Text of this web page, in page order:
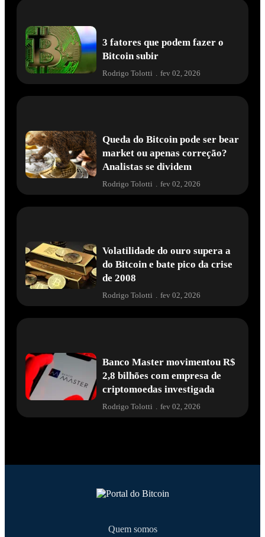
3 fatores que podem fazer o
Bitcoin subir
Rodrigo Tolotti fev 02, 2026
Queda do Bitcoin pode ser bear
market ou apenas correção?
Analistas se dividem
Rodrigo Tolotti . fev 02, 2026
Volatilidade do ouro supera a
do Bitcoin e bate pico da crise
de 2008
Rodrigo Tolotti . fev 02, 2026
Banco Master movimentou R$
2,8 bilhões com empresa de
criptomoedas investigada
Rodrigo Tolotti fev 02, 2026
Quem somos